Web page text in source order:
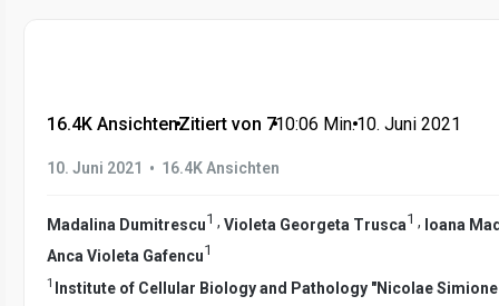
16.4K Ansichten•Zitiert von 7•10:06 Min.•10. Juni 2021
10. Juni 2021 • 16.4K Ansichten
Madalina Dumitrescu1 , Violeta Georgeta Trusca1 , Ioana
Anca Violeta Gafencu1
1 Institute of Cellular Biology and Pathology "Nicolae